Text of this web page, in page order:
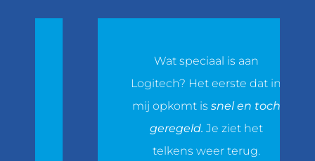
Wat speciaal is aan
Logitech? Het eerste dat in
mij opkomt issnel en toch
geregeld.Je ziet het
telkens weer terug.